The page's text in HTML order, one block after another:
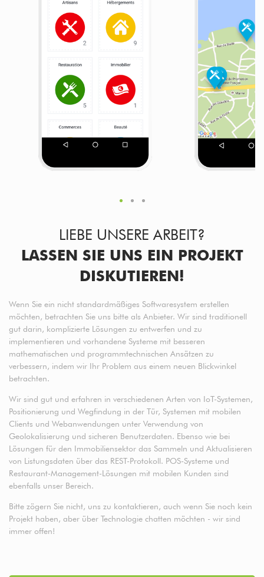
LIEBE UNSERE ARBEIT?
LASSEN SIE UNS EIN PROJEKT
DISKUTIEREN!
Wenn Sie ein nicht standardmäßiges Softwaresystem erstellen
möchten, betrachten Sie uns bitte als Anbieter. Wir sind traditionell
gut darin, komplizierte Lösungen zu entwerfen und zu
implementieren und vorhandene Systeme mit besseren
mathematischen und programmtechnischen Ansätzen zu
verbessern, indem wir Ihr Problem aus einem neuen Blickwinkel
betrachten.
Wir sind gut und erfahren in verschiedenen Arten von IoT-Systemen,
Positionierung und Wegfindung in der Tür, Systemen mit mobilen
Clients und Webanwendungen unter Verwendung von
Geolokalisierung und sicheren Benutzerdaten. Ebenso wie bei
Lösungen für den Immobiliensektor das Sammeln und Aktualisieren
von Listungsdaten über das REST-Protokoll. POS-Systeme und
Restaurant-Management-Lösungen mit mobilen Kunden sind
ebenfalls unser Bereich.
Bitte zögern Sie nicht, uns zu kontaktieren, auch wenn Sie noch kein
Projekt haben, aber über Technologie chatten möchten - wir sind
immer offen!